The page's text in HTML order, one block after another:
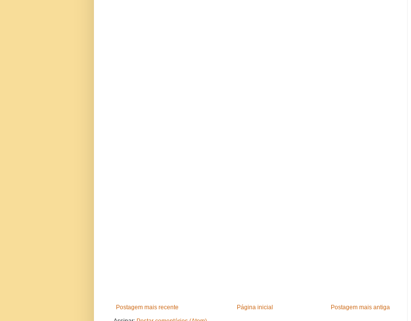
Postagem mais recente Postagem mais antiga
Página inicial